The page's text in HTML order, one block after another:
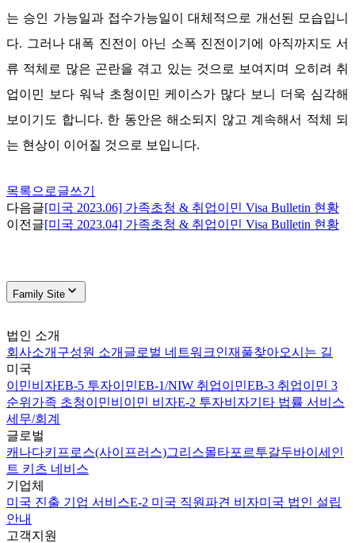
는 승인 가능일과 접수가능일이 대체적으로 개선된 모습입니
다. 그러나 대폭 진전이 아닌 소폭 진전이기에 아직까지도 서
류 적체로 많은 곤란을 겪고 있는 것으로 보여지며 오히려 취
업이민 보다 워낙 초청이민 케이스가 많다 보니 더욱 심각해
보이기도 합니다. 한 동안은 해소되지 않고 계속해서 적체 되
는 현상이 이어질 것으로 보입니다.
목록으로글쓰기
다음글[미국 2023.06] 가족초청 & 취업이민 Visa Bulletin 현황
이전글[미국 2023.04] 가족초청 & 취업이민 Visa Bulletin 현황
Family Site
법인 소개
회사소개 구성원 소개 글로벌 네트워크인재풀찾아오시는 길
미국
이민비자EB-5 투자이민EB-1/NIW 취업이민EB-3 취업이민 3
순위 가족 초청이민비이민 비자E-2 투자비자기타 법률 서비스
세무/회계
글로벌
캐나다키프로스(사이프러스)그리스몰타포르투갈두바이 세인
트 키츠 네비스
기업체
미국 진출 기업 서비스E-2 미국 직원파견 비자미국 법인 설립
안내
고객지원